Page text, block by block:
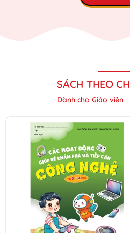
SÁCH THEO
Dành cho Giáo viên